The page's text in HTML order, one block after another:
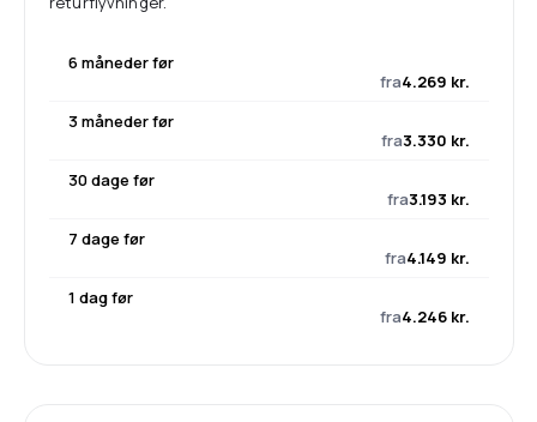
6 måneder før
fra4.269 kr.
3 måneder før
fra3.330 kr.
30 dage før
fra3.193 kr.
7 dage før
fra4.149 kr.
1 dag før
fra4.246 kr.